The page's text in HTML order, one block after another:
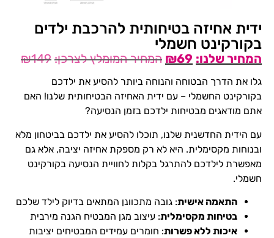
ידית אחיזה בטיחותית להרכבת ילדים
בקורקינט חשמלי
₪149 ₪69
גלו את הדרך הבטוחה והנוחה ביותר להסיע את ילדכם
בקורקינט החשמלי – עם ידית האחיזה הבטיחותית שלנו! האם
אתם מודאגים מבטיחות ילדכם בזמן הנסיעה?
עם הידית החדשנית שלנו, תוכלו להסיע את ילדכם בביטחון מלא
ובנוחות מקסימלית. היא לא רק מספקת אחיזה יציבה, אלא גם
מאפשרת לילדכם להתרגל בקלות לחוויית הנסיעה בקורקינט
חשמלי.
התאמה אישית: גובה מתכוונן המתאים בדיוק לילד שלכם
בטיחות מקסימלית: עיצוב מגן המבטיח הגנה מירבית
איכות ללא פשרות: חומרים עמידים המבטיחים יציבות